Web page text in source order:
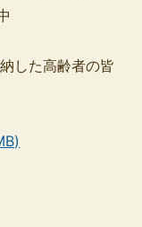
した高齢者の皆